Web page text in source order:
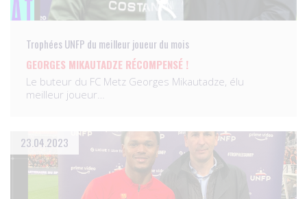
Trophées UNFP du meilleur joueur du mois
GEORGES MIKAUTADZE RÉCOMPENSÉ !
Le buteur du FC Metz Georges Mikautadze, élu
meilleur joueur…
23.04.2023